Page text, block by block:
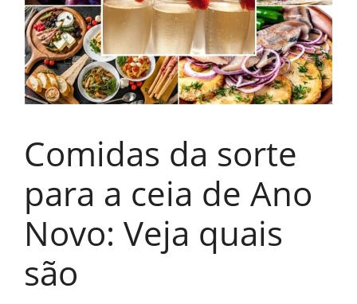
Comidas da sorte
para a ceia de Ano
Novo: Veja quais
são